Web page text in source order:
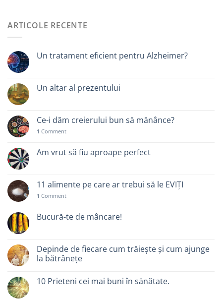
ARTICOLE RECENTE
Un tratament eficient pentru Alzheimer?
Un altar al prezentului
Ce-i dăm creierului bun să mănânce?
1 Comment
Am vrut să fiu aproape perfect
11 alimente pe care ar trebui să le EVIȚI
1 Comment
Bucură-te de mâncare!
Depinde de fiecare cum trăiește și cum ajunge
la bătrânețe
10 Prieteni cei mai buni în sănătate.